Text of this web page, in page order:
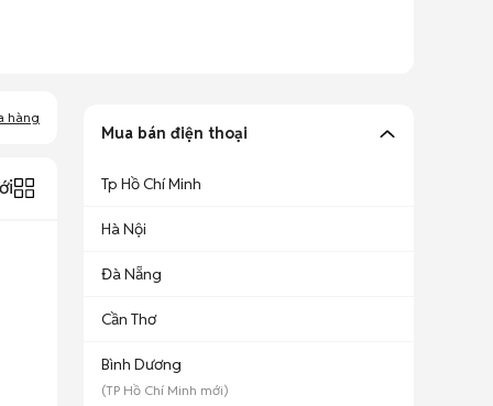
hàng
Mua bán điện thoại
Tp Hồ Chí Minh
Hà Nội
Đà Nẵng
Cần Thơ
Bình Dương
(TP Hồ Chí Minh mới)